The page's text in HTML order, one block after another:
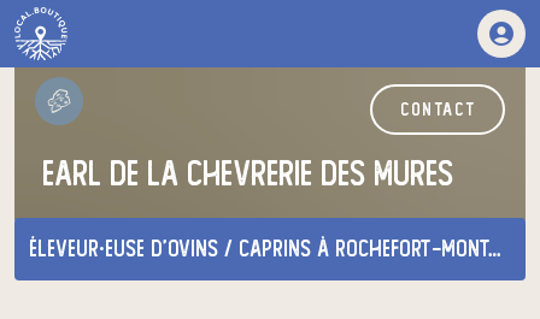
contact
earl de la chevrerie des mures
éleveur·euse d'ovins / caprins à Rochefort-Montagne